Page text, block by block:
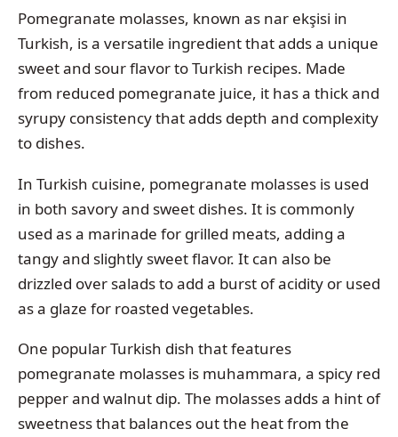
Pomegranate molasses, known as nar ekşisi in
Turkish, is a versatile ingredient that adds a unique
sweet and sour flavor to Turkish recipes. Made
from reduced pomegranate juice, it has a thick and
syrupy consistency that adds depth and complexity
to dishes.
In Turkish cuisine, pomegranate molasses is used
in both savory and sweet dishes. It is commonly
used as a marinade for grilled meats, adding a
tangy and slightly sweet flavor. It can also be
drizzled over salads to add a burst of acidity or used
as a glaze for roasted vegetables.
One popular Turkish dish that features
pomegranate molasses is muhammara, a spicy red
pepper and walnut dip. The molasses adds a hint of
sweetness that balances out the heat from the